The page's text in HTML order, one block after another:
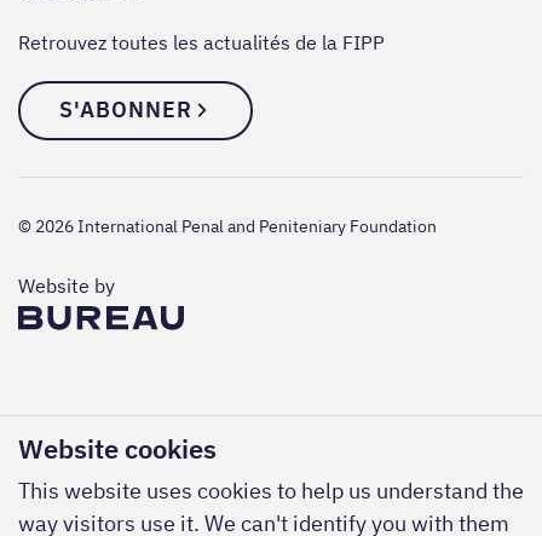
Website cookies
This website uses cookies to help us understand the
way visitors use it. We can't identify you with them
Retrouvez toutes les actualités de la FIPP
S'ABONNER
© 2026 International Penal and Peniteniary Foundation
Website byThe Bureau